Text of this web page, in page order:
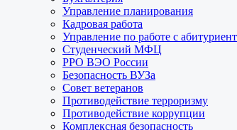
Управление планирования
Кадровая работа
Управление по работе с
Студенческий МФЦ
РРО ВЭО России
Безопасность ВУЗа
Совет ветеранов
Противодействие терроризму
Противодействие коррупции
Комплексная безопасность